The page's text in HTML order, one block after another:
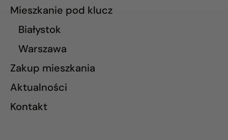
Mieszkanie pod klucz
Białystok
Warszawa
Zakup mieszkania
Aktualności
Kontakt